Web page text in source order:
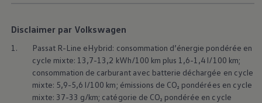
Disclaimer par Volkswagen
1.
Passat R-Line eHybrid: consommation d’énergie pondérée en
cycle mixte: 13,7-13,2 kWh/100 km plus 1,6-1,4 l/100 km;
consommation de carburant avec batterie déchargée en cycle
mixte: 5,9-5,6 l/100 km; émissions de CO₂ pondérées en cycle
mixte: 37-33 g/km; catégorie de CO₂ pondérée en cycle